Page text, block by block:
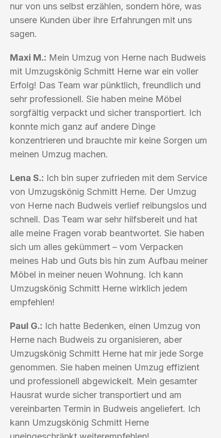
nur von uns selbst erzählen, sondern höre, was
unsere Kunden über ihre Erfahrungen mit uns
sagen.
Maxi M.: Mein Umzug von Herne nach Budweis
mit Umzugskönig Schmitt Herne war ein voller
Erfolg! Das Team war pünktlich, freundlich und
sehr professionell. Sie haben meine Möbel
sorgfältig verpackt und sicher transportiert. Ich
konnte mich ganz auf andere Dinge
konzentrieren und brauchte mir keine Sorgen um
meinen Umzug machen.
Lena S.: Ich bin super zufrieden mit dem Service
von Umzugskönig Schmitt Herne. Der Umzug
von Herne nach Budweis verlief reibungslos und
schnell. Das Team war sehr hilfsbereit und hat
alle meine Fragen vorab beantwortet. Sie haben
sich um alles gekümmert – vom Verpacken
meines Hab und Guts bis hin zum Aufbau meiner
Möbel in meiner neuen Wohnung. Ich kann
Umzugskönig Schmitt Herne wirklich jedem
empfehlen!
Paul G.: Ich hatte Bedenken, einen Umzug von
Herne nach Budweis zu organisieren, aber
Umzugskönig Schmitt Herne hat mir jede Sorge
genommen. Sie haben meinen Umzug effizient
und professionell abgewickelt. Mein gesamter
Hausrat wurde sicher transportiert und am
vereinbarten Termin in Budweis angeliefert. Ich
kann Umzugskönig Schmitt Herne